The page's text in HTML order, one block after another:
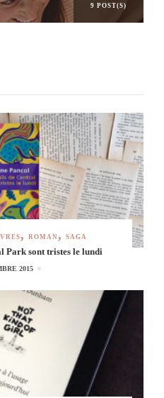
9 POST(S)
ROMAN SAGA
Park sont tristes le lundi
2015